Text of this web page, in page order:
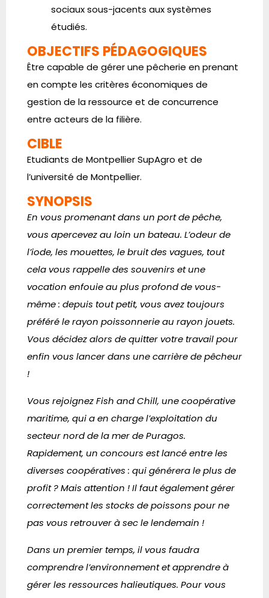
sociaux sous-jacents aux systèmes
étudiés.
OBJECTIFS PÉDAGOGIQUES
Être capable de gérer une pêcherie en prenant
en compte les critères économiques de
gestion de la ressource et de concurrence
entre acteurs de la filière.
CIBLE
Etudiants de Montpellier SupAgro et de
l’université de Montpellier.
SYNOPSIS
En vous promenant dans un port de pêche,
vous apercevez au loin un bateau. L’odeur de
l’iode, les mouettes, le bruit des vagues, tout
cela vous rappelle des souvenirs et une
vocation enfouie au plus profond de vous-
même : depuis tout petit, vous avez toujours
préféré le rayon poissonnerie au rayon jouets.
Vous décidez alors de quitter votre travail pour
enfin vous lancer dans une carrière de pêcheur
!
Vous rejoignez Fish and Chill, une coopérative
maritime, qui a en charge l’exploitation du
secteur nord de la mer de Puragos.
Rapidement, un concours est lancé entre les
diverses coopératives : qui générera le plus de
profit ? Mais attention ! Il faut également gérer
correctement les stocks de poissons pour ne
pas vous retrouver à sec le lendemain !
Dans un premier temps, il vous faudra
comprendre l’environnement et apprendre à
gérer les ressources halieutiques. Pour vous